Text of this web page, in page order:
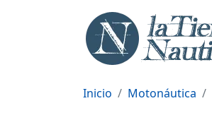
Inicio Motonáutica